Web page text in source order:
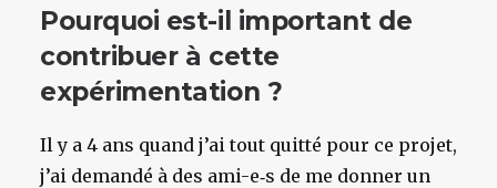
Pourquoi est-il important de
contribuer à cette
expérimentation ?
Il y a 4 ans quand j’ai tout quitté pour ce projet,
j’ai demandé à des ami-e‑s de me donner un